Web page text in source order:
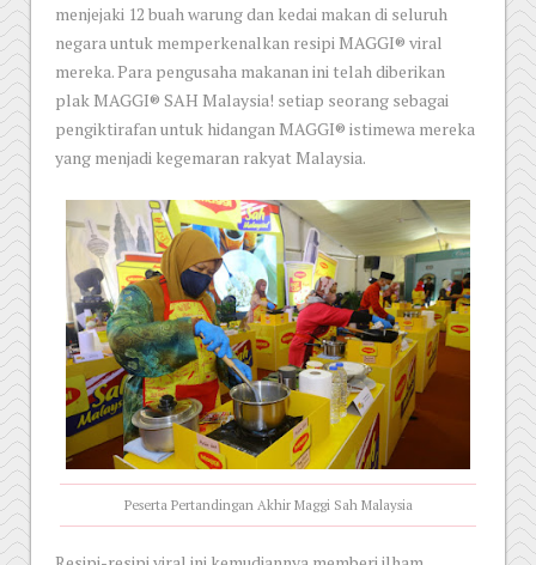
menjejaki 12 buah warung dan kedai makan di seluruh
negara untuk memperkenalkan resipi MAGGI® viral
mereka. Para pengusaha makanan ini telah diberikan
plak MAGGI® SAH Malaysia! setiap seorang sebagai
pengiktirafan untuk hidangan MAGGI® istimewa mereka
yang menjadi kegemaran rakyat Malaysia.
Peserta Pertandingan Akhir Maggi Sah Malaysia